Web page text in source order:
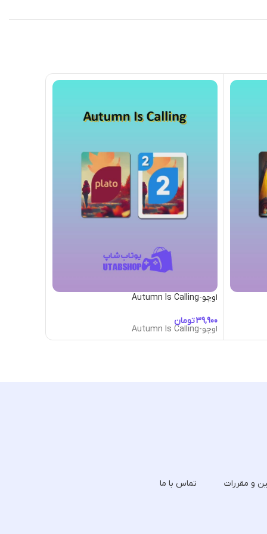
اوچو-Autumn Is Calling
تومان
اوچو-Autumn Is Calling
و مقررات تماس با ما